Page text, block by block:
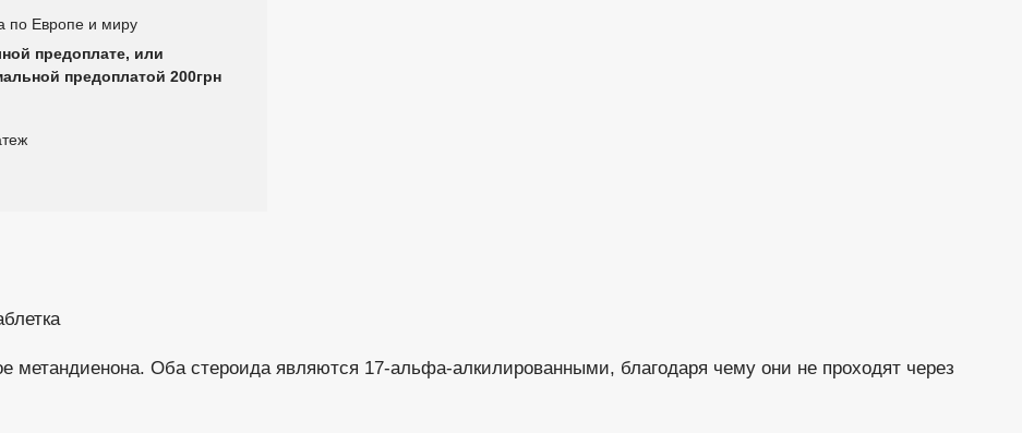
по Европе и миру
предоплате, или
предоплатой 200грн
метандиенона. Оба стероида являются 17-альфа-алкилированными, благодаря чему они не проходят через